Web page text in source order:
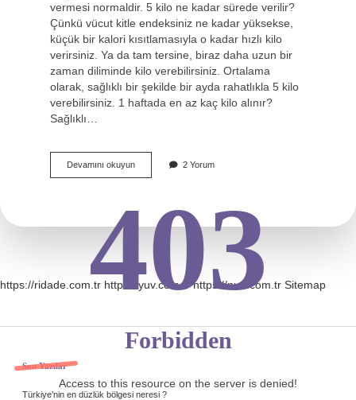
vermesi normaldir. 5 kilo ne kadar sürede verilir?
Çünkü vücut kitle endeksiniz ne kadar yüksekse,
küçük bir kalori kısıtlamasıyla o kadar hızlı kilo
verirsiniz. Ya da tam tersine, biraz daha uzun bir
zaman diliminde kilo verebilirsiniz. Ortalama
olarak, sağlıklı bir şekilde bir ayda rahatlıkla 5 kilo
verebilirsiniz. 1 haftada en az kaç kilo alınır?
Sağlıklı…
Devamını okuyun1
Haftada
Verilir
Hesapla
2 Yorum
https://ridade.com.tr https://yuv.com.tr https://nud.com.tr Sitemap
Sidebar
Son Yazılar
Türkiye’nin en düzlük bölgesi neresi ?
403
Forbidden
Access to this resource on the server is denied!